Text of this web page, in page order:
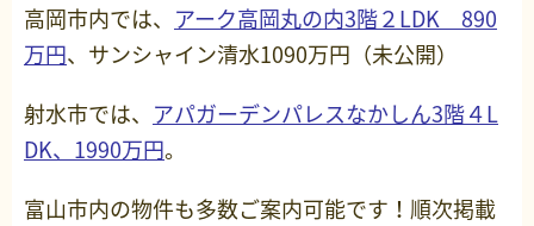
高岡市内では、 アーク高岡丸の内3階２LDK 890
万円、サンシャイン清水1090万円（未公開）
射水市では、 アパガーデンパレスなかしん3階４L
DK、1990万円。
富山市内の物件も多数ご案内可能です！順次掲載